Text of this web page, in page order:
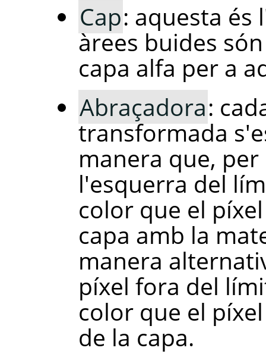
Cap: aquesta és
àrees buides
capa alfa per a
Abraçadora:
transformada
manera que,
l'esquerra del
color que el
capa amb la
manera
píxel fora del
color que el
de la capa.